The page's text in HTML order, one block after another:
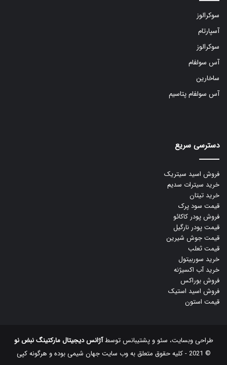
سوکرالوز
آسپارتام
سوکرالوز
آس سولفام
ساخارین
آس سولفام پتاسیم
دسترسی سریع
فروش اسید سیتریک
خرید سیترات سدیم
خرید تیتان
قیمت سود پرک
فروش پودر کاکائو
قیمت پودر نارگیل
قیمت جوش شیرین
قیمت ثعلب
خرید سوربیتول
خرید آب اکسیژنه
فروش بوراکس
فروش اسید استیک
قیمت استون
طراحی وبسایت، سئو و پشتیبانس توسطآژانس دیجیتال مارکتینگ نبض نو
© 2021 - کلیه حقوق متعلق به وب سایت جهان شیمی بوده و هرگونه کپی